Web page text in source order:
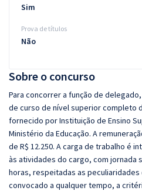
Sobre o concurso
Para concorrer a função de
de curso de nível superior completo
fornecido por Instituição de Ensino
Ministério da Educação. A
de R$ 12.250. A carga de trabalho é
às atividades do cargo, com jornada
horas, respeitadas as
convocado a qualquer tempo, a
Sim
Prova de títulos
Não